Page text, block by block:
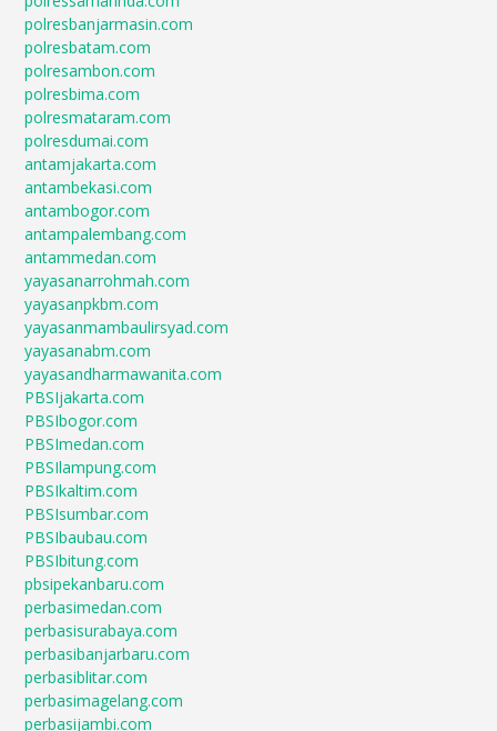
polresbanjarmasin.com
polresbatam.com
polresambon.com
polresbima.com
polresmataram.com
polresdumai.com
antamjakarta.com
antambekasi.com
antambogor.com
antampalembang.com
antammedan.com
yayasanarrohmah.com
yayasanpkbm.com
yayasanmambaulirsyad.com
yayasanabm.com
yayasandharmawanita.com
PBSIjakarta.com
PBSIbogor.com
PBSImedan.com
PBSIlampung.com
PBSIkaltim.com
PBSIsumbar.com
PBSIbaubau.com
PBSIbitung.com
pbsipekanbaru.com
perbasimedan.com
perbasisurabaya.com
perbasibanjarbaru.com
perbasiblitar.com
perbasimagelang.com
perbasijambi.com